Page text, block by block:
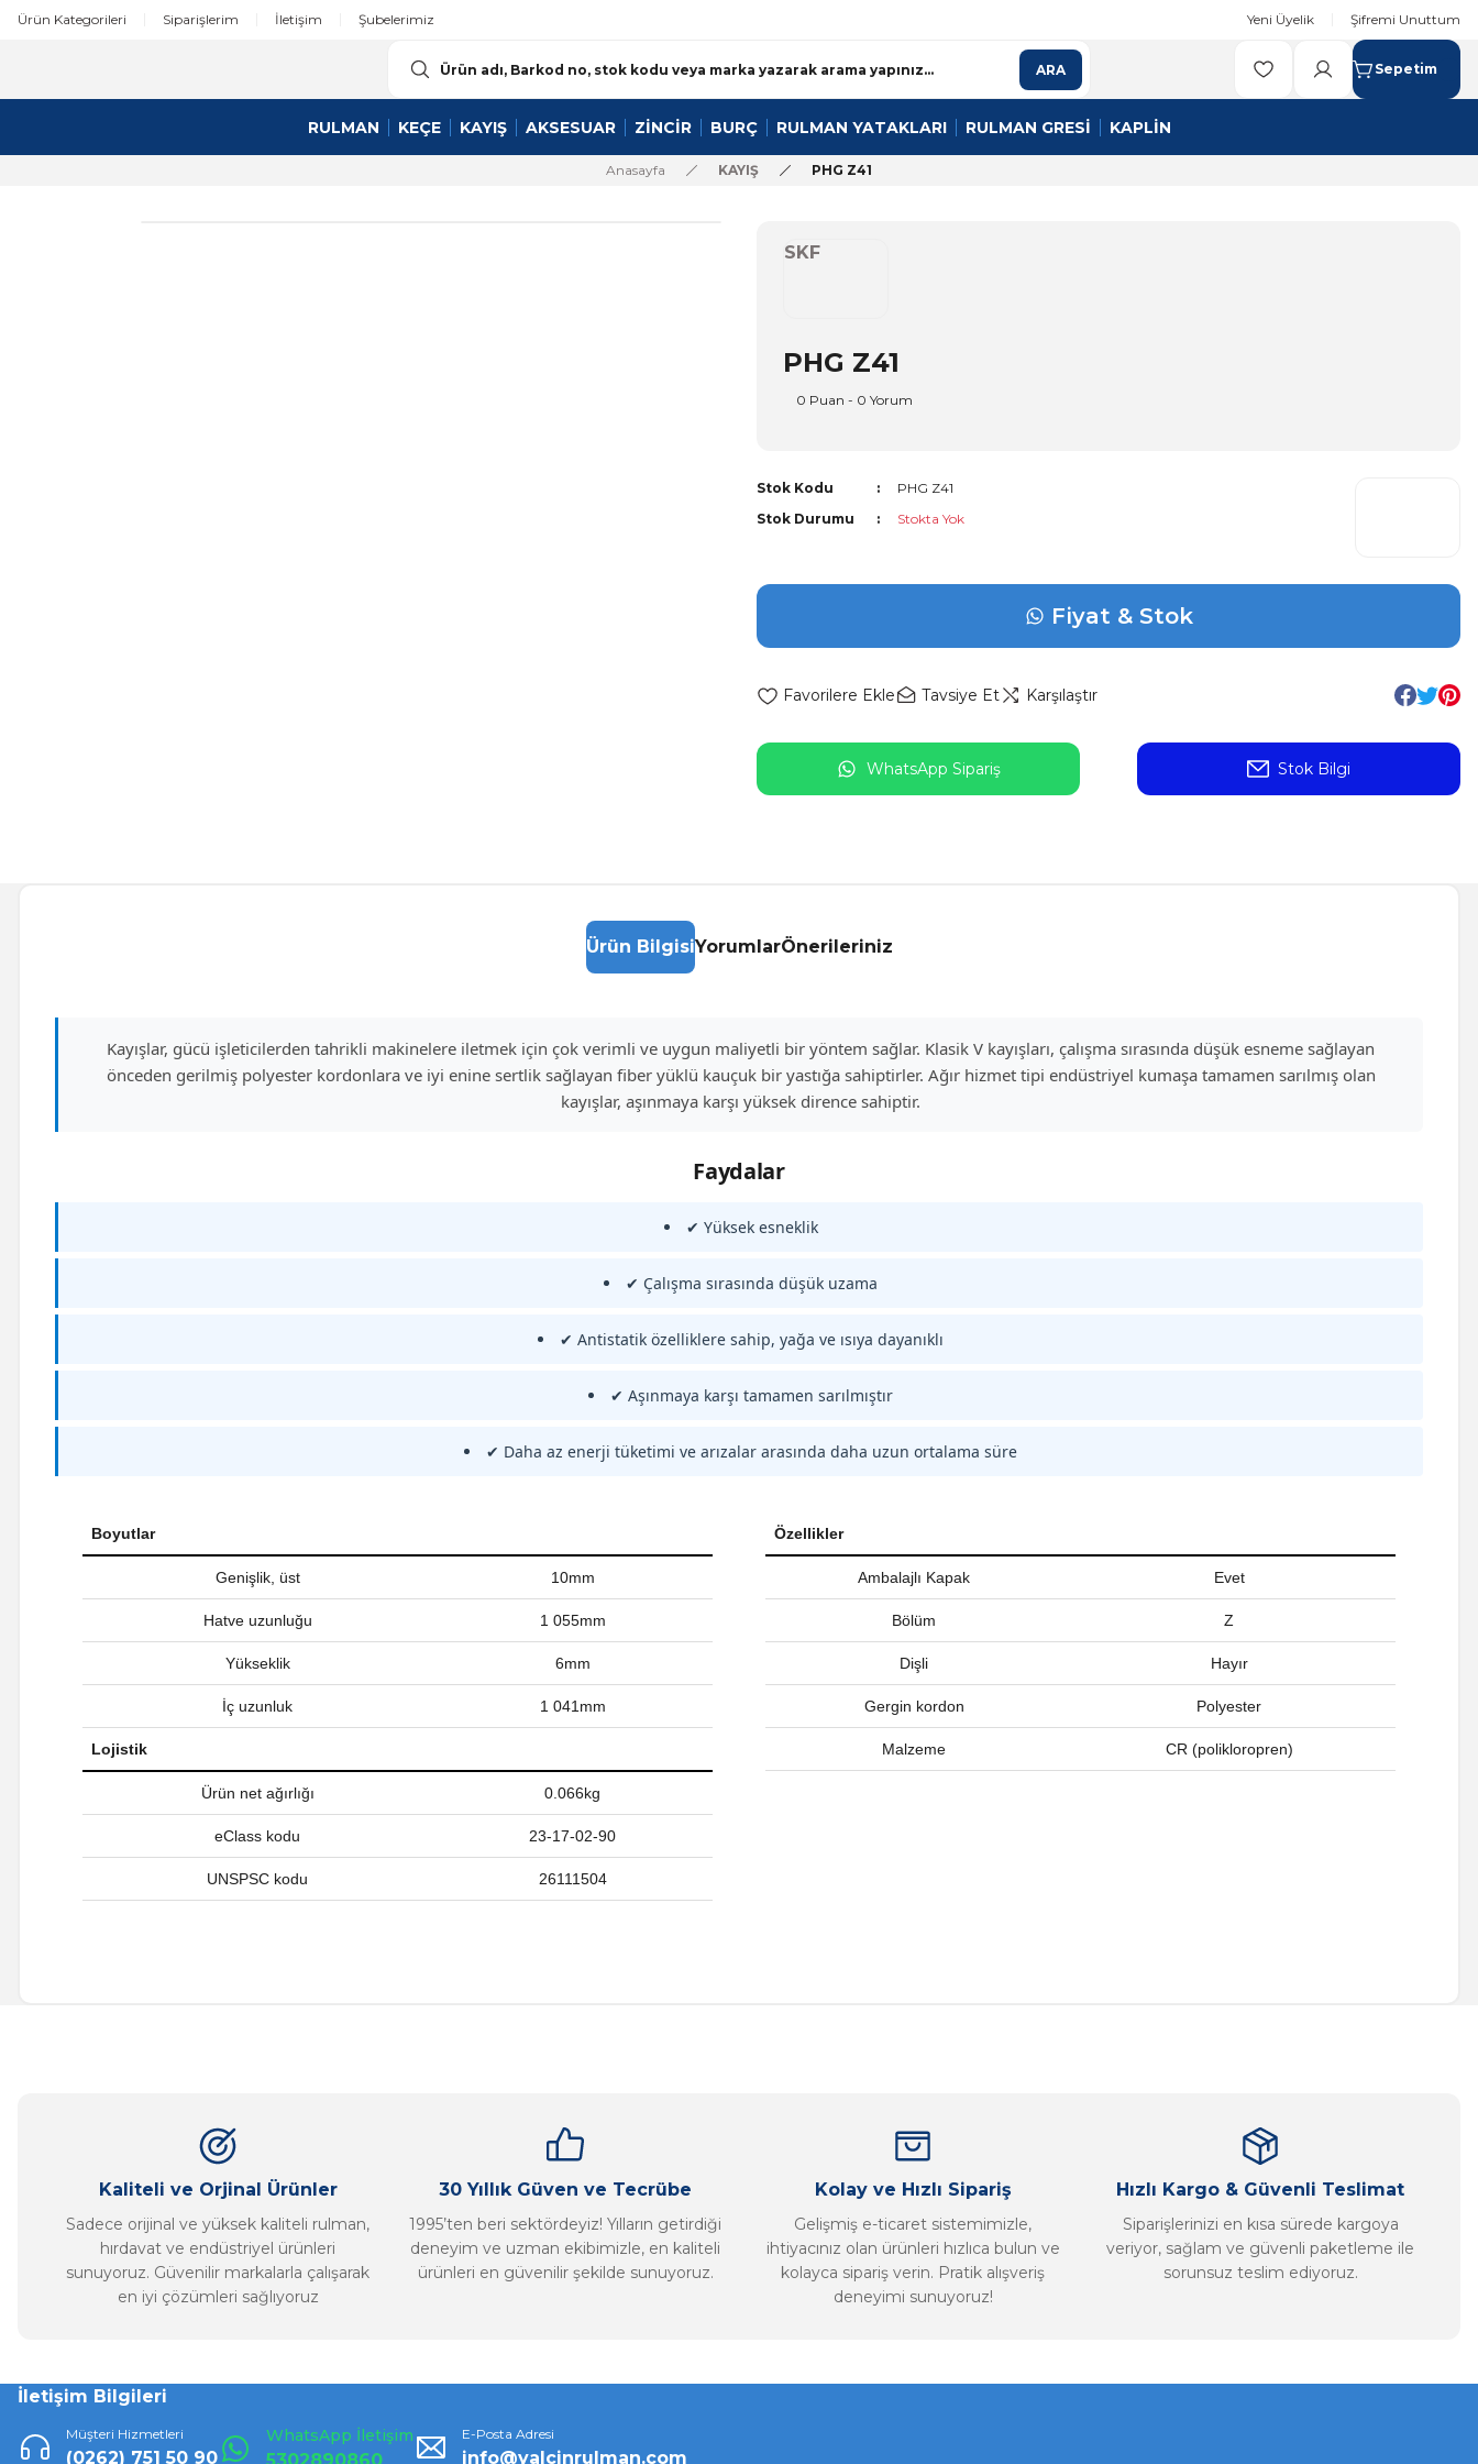
Ürün Kategorileri Siparişlerim İletişim Şubelerimiz Yeni Üyelik Şifremi Unuttum
ARA Sepetim
RULMAN KEÇE KAYIŞ AKSESUAR ZİNCİR BURÇ RULMAN YATAKLARI RULMAN GRESİ KAPLİN
Anasayfa KAYIŞ PHG Z41
SKF
PHG Z41
0 Puan - 0 Yorum
Stok Kodu
PHG Z41
Stok Durumu
Stokta Yok
Fiyat & Stok
Tavsiye Et Karşılaştır
WhatsApp Sipariş Stok Bilgi
Ürün BilgisiYorumlarÖnerileriniz
Kayışlar, gücü işleticilerden tahrikli makinelere iletmek için çok verimli ve uygun maliyetli bir yöntem sağlar. Klasik V kayışları, çalışma sırasında düşük esneme sağlayan
önceden gerilmiş polyester kordonlara ve iyi enine sertlik sağlayan fiber yüklü kauçuk bir yastığa sahiptirler. Ağır hizmet tipi endüstriyel kumaşa tamamen sarılmış olan
kayışlar, aşınmaya karşı yüksek dirence sahiptir.
Faydalar
✔ Yüksek esneklik
✔ Çalışma sırasında düşük uzama
✔ Antistatik özelliklere sahip, yağa ve ısıya dayanıklı
✔ Aşınmaya karşı tamamen sarılmıştır
✔ Daha az enerji tüketimi ve arızalar arasında daha uzun ortalama süre
Boyutlar
Genişlik, üst 10mm
Hatve uzunluğu 1 055mm
Yükseklik 6mm
İç uzunluk 1 041mm
Lojistik
Ürün net ağırlığı 0.066kg
eClass kodu 23-17-02-90
UNSPSC kodu 26111504
Özellikler
Ambalajlı Kapak Evet
Bölüm Z
Dişli Hayır
Gergin kordon Polyester
Malzeme CR (polikloropren)
Ürün fiyatı diğer sitelerden daha pahalı.
Bu ürüne benzer farklı alternatifler olmalı.
Kaliteli ve Orjinal Ürünler
Sadece orijinal ve yüksek kaliteli rulman,
hırdavat ve endüstriyel ürünleri
sunuyoruz. Güvenilir markalarla çalışarak
en iyi çözümleri sağlıyoruz
30 Yıllık Güven ve Tecrübe
1995’ten beri sektördeyiz! Yılların getirdiği
deneyim ve uzman ekibimizle, en kaliteli
ürünleri en güvenilir şekilde sunuyoruz.
Kolay ve Hızlı Sipariş
Gelişmiş e-ticaret sistemimizle,
ihtiyacınız olan ürünleri hızlıca bulun ve
kolayca sipariş verin. Pratik alışveriş
deneyimi sunuyoruz!
Hızlı Kargo & Güvenli Teslimat
Siparişlerinizi en kısa sürede kargoya
veriyor, sağlam ve güvenli paketleme ile
sorunsuz teslim ediyoruz.
İletişim Bilgileri
Müşteri Hizmetleri
(0262) 751 50 90
WhatsApp İletişim E-Posta Adresi
info@yalcinrulman.com